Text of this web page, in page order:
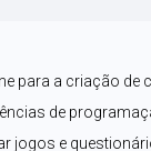
para a criação
de
jogos e